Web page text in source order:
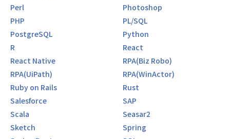
Perl
Photoshop
PHP
PL/SQL
PostgreSQL
Python
R
React
React Native
RPA(Biz Robo)
RPA(UiPath)
RPA(WinActor)
Ruby on Rails
Rust
Salesforce
SAP
Scala
Seasar2
Sketch
Spring